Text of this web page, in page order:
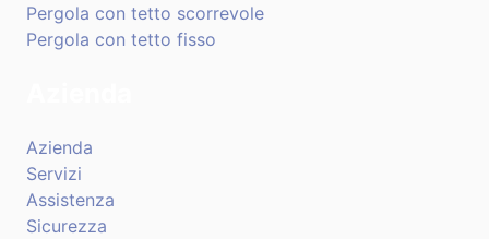
Pergola con tetto scorrevole
Pergola con tetto fisso
Azienda
Servizi
Assistenza
Sicurezza